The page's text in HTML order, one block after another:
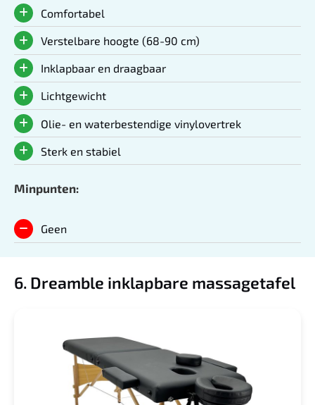
Comfortabel
Verstelbare hoogte (68-90 cm)
Inklapbaar en draagbaar
Lichtgewicht
Olie- en waterbestendige vinylovertrek
Sterk en stabiel
Minpunten:
Geen
6. Dreamble inklapbare massagetafel